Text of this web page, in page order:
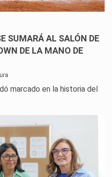
SUMARÁ AL SALÓN DE
DE LA MANO DE
marcado en la historia del